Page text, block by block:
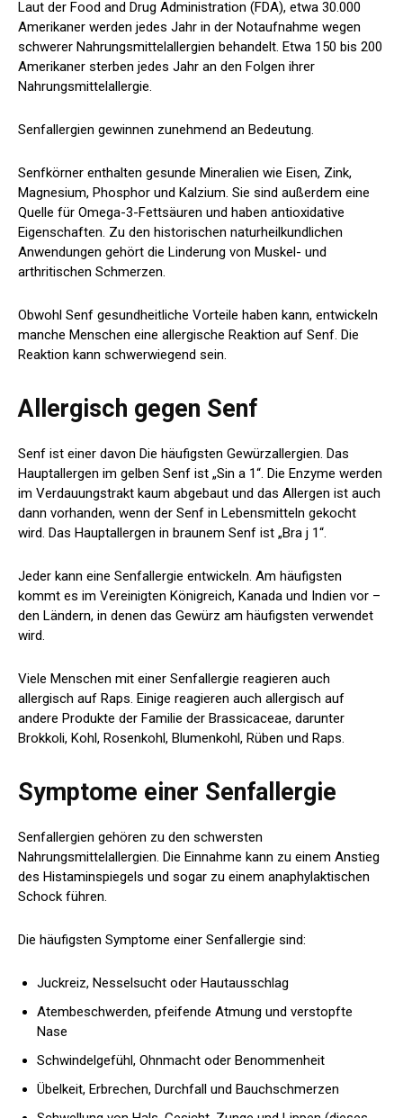
Laut der Food and Drug Administration (FDA), etwa 30.000
Amerikaner werden jedes Jahr in der Notaufnahme wegen
schwerer Nahrungsmittelallergien behandelt. Etwa 150 bis 200
Amerikaner sterben jedes Jahr an den Folgen ihrer
Nahrungsmittelallergie.
Senfallergien gewinnen zunehmend an Bedeutung.
Senfkörner enthalten gesunde Mineralien wie Eisen, Zink,
Magnesium, Phosphor und Kalzium. Sie sind außerdem eine
Quelle für Omega-3-Fettsäuren und haben antioxidative
Eigenschaften. Zu den historischen naturheilkundlichen
Anwendungen gehört die Linderung von Muskel- und
arthritischen Schmerzen.
Obwohl Senf gesundheitliche Vorteile haben kann, entwickeln
manche Menschen eine allergische Reaktion auf Senf. Die
Reaktion kann schwerwiegend sein.
Allergisch gegen Senf
Senf ist einer davon Die häufigsten Gewürzallergien. Das
Hauptallergen im gelben Senf ist „Sin a 1“. Die Enzyme werden
im Verdauungstrakt kaum abgebaut und das Allergen ist auch
dann vorhanden, wenn der Senf in Lebensmitteln gekocht
wird. Das Hauptallergen in braunem Senf ist „Bra j 1“.
Jeder kann eine Senfallergie entwickeln. Am häufigsten
kommt es im Vereinigten Königreich, Kanada und Indien vor –
den Ländern, in denen das Gewürz am häufigsten verwendet
wird.
Viele Menschen mit einer Senfallergie reagieren auch
allergisch auf Raps. Einige reagieren auch allergisch auf
andere Produkte der Familie der Brassicaceae, darunter
Brokkoli, Kohl, Rosenkohl, Blumenkohl, Rüben und Raps.
Symptome einer Senfallergie
Senfallergien gehören zu den schwersten
Nahrungsmittelallergien. Die Einnahme kann zu einem Anstieg
des Histaminspiegels und sogar zu einem anaphylaktischen
Schock führen.
Die häufigsten Symptome einer Senfallergie sind:
Juckreiz, Nesselsucht oder Hautausschlag
Atembeschwerden, pfeifende Atmung und verstopfte
Nase
Schwindelgefühl, Ohnmacht oder Benommenheit
Übelkeit, Erbrechen, Durchfall und Bauchschmerzen